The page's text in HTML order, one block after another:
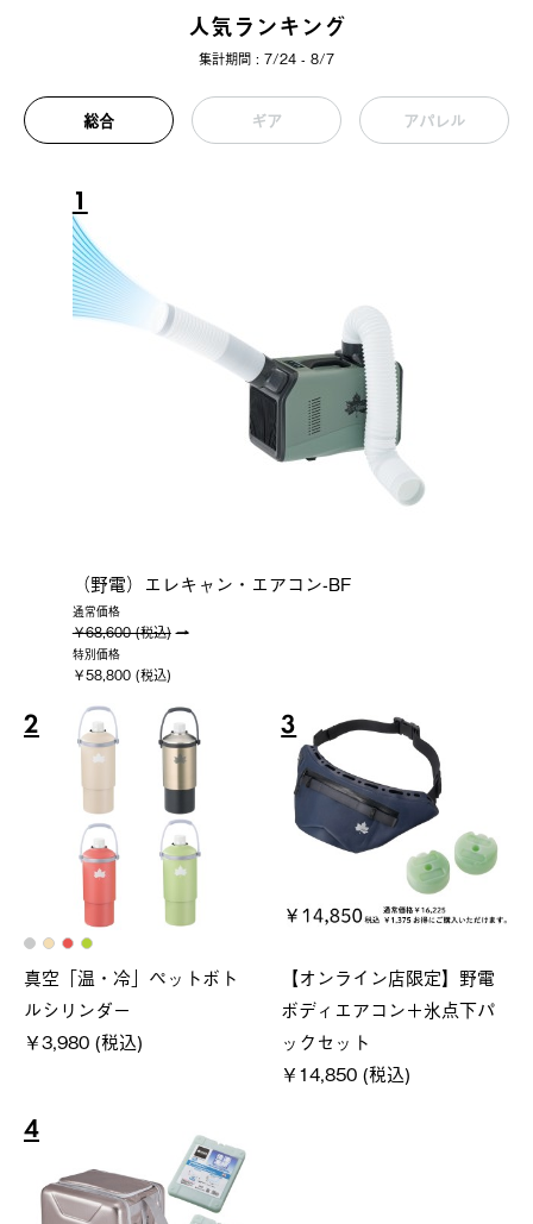
人気ランキング
集計期間 : 7/24 - 8/7
総合 ギア アパレル
1
（野電）エレキャン・エアコン-BF
通常価格
￥68,600 (税込)
特別価格
￥58,800 (税込)
2
真空「温・冷」ペットボト
ルシリンダー
￥3,980 (税込)
3
【オンライン店限定】野電
ボディエアコン＋氷点下パ
ックセット
￥14,850 (税込)
4